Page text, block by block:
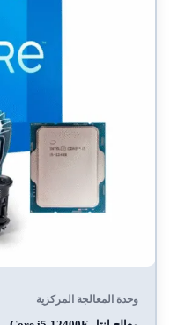
وحدة المعالجة المركزية